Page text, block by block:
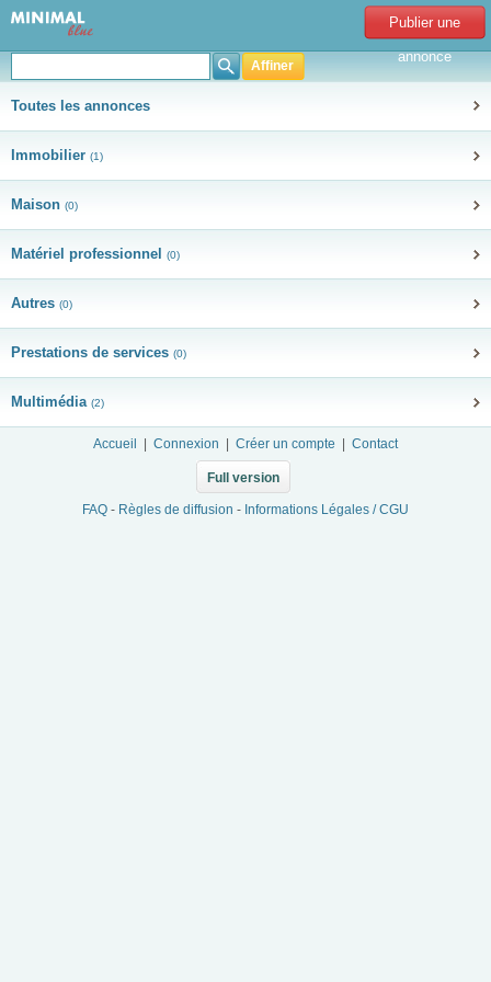
Publier une
annonce
Affiner
Toutes les annonces
Immobilier (1)
Maison (0)
Matériel professionnel (0)
Autres (0)
Prestations de services (0)
Multimédia (2)
Accueil Connexion Créer un compte Contact
Full version
FAQ - Règles de diffusion - Informations Légales / CGU